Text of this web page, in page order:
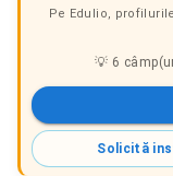
Pe Edulio,
💡 6
Solicită